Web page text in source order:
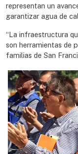
representan un
garantizar agua de
“La infraestructura
son herramientas de
familias de San